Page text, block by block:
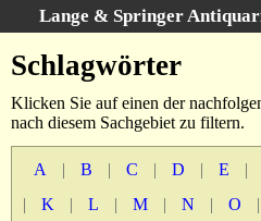
Lange & Springer
Erweiterte Suche
Kategorien
Schlagwörter
Gesamtbestand
Schlagwörter
Klicken Sie auf einen der
nach diesem Sachgebiet zu filtern.
A | B | C | D | E |
|
K | L | M | N | O |